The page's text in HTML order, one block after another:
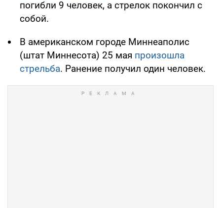
погибли 9 человек, а стрелок покончил с
собой.
В американском городе Миннеаполис
(штат Миннесота) 25 мая произошла
стрельба. Ранение получил один человек.